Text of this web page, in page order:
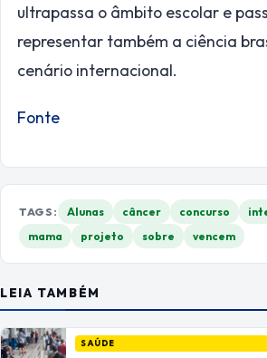
ultrapassa o âmbito escolar e
representar também a ciência
cenário internacional.
Fonte
TAGS: Alunas câncer concurso
mama
projeto sobre vencem
LEIA TAMBÉM
SAÚDE